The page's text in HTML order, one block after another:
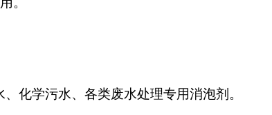
化学污水、各类废水处理专用消泡剂。